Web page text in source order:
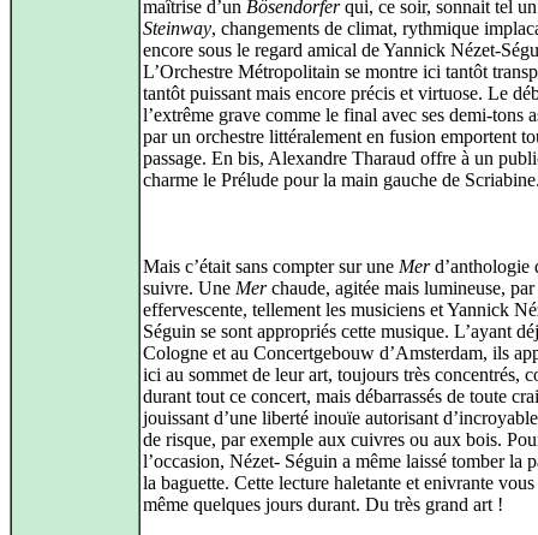
maîtrise d’un Bösendorferqui, ce soir, sonnait tel un
Steinway, changements de climat, rythmique
encore sous le regard amical de Yannick Nézet-
L’Orchestre Métropolitain se montre ici tantôt
tantôt puissant mais encore précis et virtuose. Le
l’extrême grave comme le final avec ses demi-tons
par un orchestre littéralement en fusion emportent
passage. En bis, Alexandre Tharaud offre à un
charme le Prélude pour la main gauche de
Mais c’était sans compter sur une Merd’anthologie
suivre. Une Merchaude, agitée mais lumineuse,
effervescente, tellement les musiciens et Yannick
Séguin se sont appropriés cette musique. L’ayant
Cologne et au Concertgebouw d’Amsterdam, ils
ici au sommet de leur art, toujours très concentrés,
durant tout ce concert, mais débarrassés de toute
jouissant d’une liberté inouïe autorisant
de risque, par exemple aux cuivres ou aux bois.
l’occasion, Nézet- Séguin a même laissé tomber la
la baguette. Cette lecture haletante et enivrante vous
même quelques jours durant. Du très grand art !